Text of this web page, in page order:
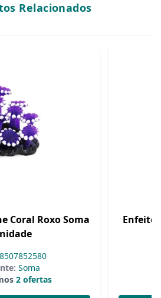
Relacionados
Coral Roxo Soma
Soma
2 ofertas
Enfeite